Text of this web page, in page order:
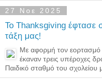
27 Νοε 2025
Το Thanksgiving έφτασε
τάξη μας!
Με αφορμή τον εορτασμό
έκαναν τρεις υπέροχες
Παιδικό σταθμό του σχολείου